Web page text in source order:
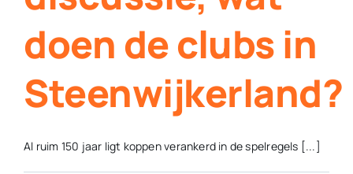
doen de clubs in
Steenwijkerland?
Al ruim 150 jaar ligt koppen verankerd in de spelregels [...]